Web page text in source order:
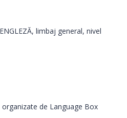
limbaj general, nivel
de Language Box